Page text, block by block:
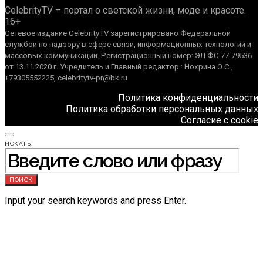
CelebrityTV – портал о светской жизни, моде и красоте.
16+
Сетевое издание CelebrityTV зарегистрировано Федеральной
службой по надзору в сфере связи, информационных технологий и
массовых коммуникаций. Регистрационный номер: ЭЛ ФС 77-79536
от 13.11.2020 г. Учредитель и Главный редактор : Нохрина О.С.,
+79305552225, celebritytv-pr@bk.ru
Политика конфиденциальности
Политика обработки персональных данных
Согласие с cookie
ИСКАТЬ:
ПОИСК
Input your search keywords and press Enter.